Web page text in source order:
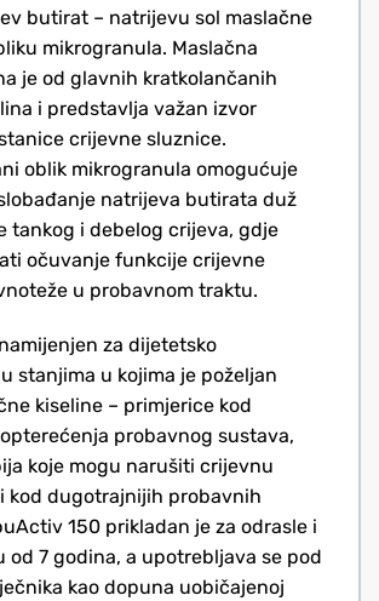
butirat – natrijevu sol maslačne
mikrogranula. Maslačna
je od glavnih kratkolančanih
i predstavlja važan izvor
crijevne sluznice.
oblik mikrogranula omogućuje
natrijeva butirata duž
tankog i debelog crijeva, gdje
očuvanje funkcije crijevne
u probavnom traktu.
za dijetetsko
stanjima u kojima je poželjan
kiseline – primjerice kod
probavnog sustava,
koje mogu narušiti crijevnu
kod dugotrajnijih probavnih
150 prikladan je za odrasle i
od 7 godina, a upotrebljava se pod
kao dopuna uobičajenoj